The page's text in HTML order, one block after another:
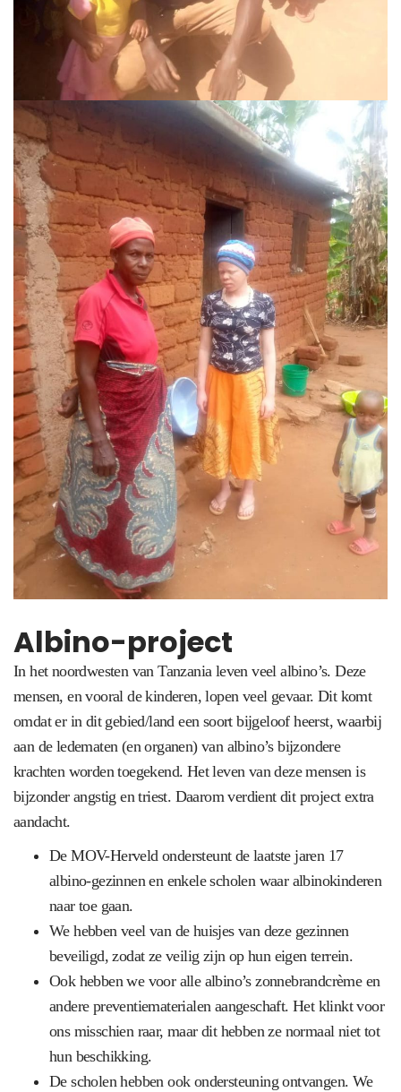
Albino-project
In het noordwesten van Tanzania leven veel albino’s. Deze
mensen, en vooral de kinderen, lopen veel gevaar. Dit komt
omdat er in dit gebied/land een soort bijgeloof heerst, waarbij
aan de ledematen (en organen) van albino’s bijzondere
krachten worden toegekend. Het leven van deze mensen is
bijzonder angstig en triest. Daarom verdient dit project extra
aandacht.
De MOV-Herveld ondersteunt de laatste jaren 17
albino-gezinnen en enkele scholen waar albinokinderen
naar toe gaan.
We hebben veel van de huisjes van deze gezinnen
beveiligd, zodat ze veilig zijn op hun eigen terrein.
Ook hebben we voor alle albino’s zonnebrandcrème en
andere preventiematerialen aangeschaft. Het klinkt voor
ons misschien raar, maar dit hebben ze normaal niet tot
hun beschikking.
De scholen hebben ook ondersteuning ontvangen. We